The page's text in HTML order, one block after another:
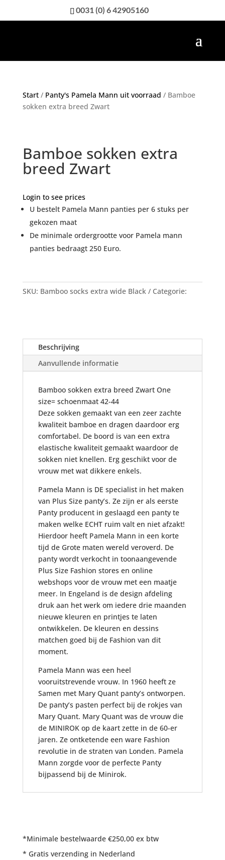
0031 (0) 6 42905160
Start/ Panty's Pamela Mann uit voorraad / Bamboe
sokken extra breed Zwart
Bamboe sokken extra
breed Zwart
Login to see prices
U bestelt Pamela Mann panties per 6 stuks per
gekozen maat
De minimale ordergrootte voor Pamela mann
panties bedraagt 250 Euro.
SKU: Bamboo socks extra wide Black
Categorie:
Beschrijving
Aanvullende informatie
Bamboo sokken extra breed Zwart One
size= schoenmaat 42-44
Deze sokken gemaakt van een zeer zachte
kwaliteit bamboe en dragen daardoor erg
comfortabel. De boord is van een extra
elastische kwaliteit gemaakt waardoor de
sokken niet knellen. Erg geschikt voor de
vrouw met wat dikkere enkels.
Pamela Mann is DE specialist in het maken
van Plus Size panty’s. Ze zijn er als eerste
Panty producent in geslaagd een panty te
maken welke ECHT ruim valt en niet afzakt!
Hierdoor heeft Pamela Mann in een korte
tijd de Grote maten wereld veroverd. De
panty wordt verkocht in toonaangevende
Plus Size Fashion stores en online
webshops voor de vrouw met een maatje
meer. In Engeland is de design afdeling
druk aan het werk om iedere drie maanden
nieuwe kleuren en printjes te laten
ontwikkelen. De kleuren en dessins
matchen goed bij de Fashion van dit
moment.
Pamela Mann was een heel
vooruitstrevende vrouw. In 1960 heeft ze
Samen met Mary Quant panty’s ontworpen.
De panty’s pasten perfect bij de rokjes van
Mary Quant. Mary Quant was de vrouw die
de MINIROK op de kaart zette in de 60-er
jaren. Ze ontketende een ware Fashion
revolutie in de straten van Londen. Pamela
Mann zorgde voor de perfecte Panty
bijpassend bij de Minirok.
*Minimale bestelwaarde €250,00 ex btw
* Gratis verzending in Nederland